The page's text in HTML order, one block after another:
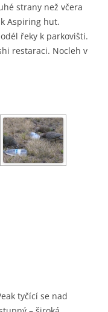
strany než včera
Aspiring hut.
řeky k parkovišti.
restaraci. Nocleh v
tyčící se nad